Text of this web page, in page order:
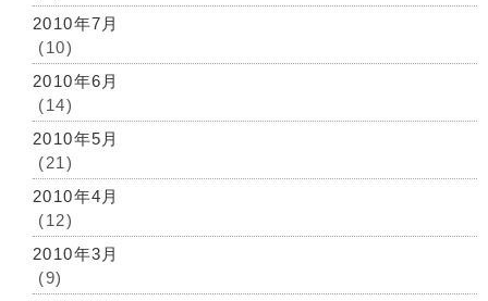
2010年7月
(10)
2010年6月
(14)
2010年5月
(21)
2010年4月
(12)
2010年3月
(9)